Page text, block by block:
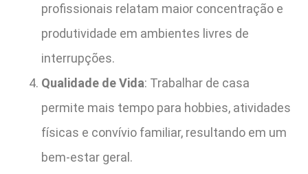
profissionais relatam maior concentração e
produtividade em ambientes livres de
interrupções.
Qualidade de Vida: Trabalhar de casa
permite mais tempo para hobbies, atividades
físicas e convívio familiar, resultando em um
bem-estar geral.